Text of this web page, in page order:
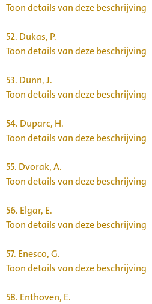
Toon details van deze beschrijving
52. Dukas, P.
Toon details van deze beschrijving
53. Dunn, J.
Toon details van deze beschrijving
54. Duparc, H.
Toon details van deze beschrijving
55. Dvorak, A.
Toon details van deze beschrijving
56. Elgar, E.
Toon details van deze beschrijving
57. Enesco, G.
Toon details van deze beschrijving
58. Enthoven, E.